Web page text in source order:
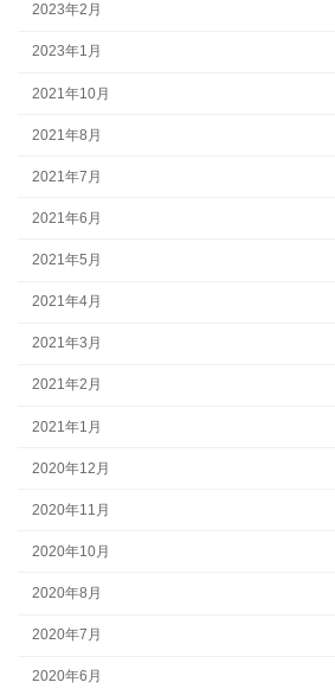
2023年2月
2023年1月
2021年10月
2021年8月
2021年7月
2021年6月
2021年5月
2021年4月
2021年3月
2021年2月
2021年1月
2020年12月
2020年11月
2020年10月
2020年8月
2020年7月
2020年6月